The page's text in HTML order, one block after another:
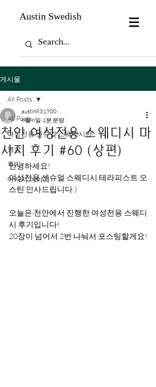
Austin Swedish
게시물
All Posts
여성전용 센슈얼 스웨디시란
영상
후기
마사지 이야기
All Posts
천안 여성전용 스웨디시 마
사지 후기 #60 (상편)
austin831900
6월 6일 1분 분량
안녕하세요!
여성전용 센슈얼 스웨디시 테라피스트 오
스틴 인사드립니다:)
오늘은 천안에서 진행한 여성전용 스웨디
시 후기입니다!
20장이 넘어서 2번 나눠서 포스팅할게요!